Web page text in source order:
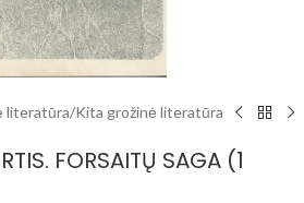
literatūra/Kita grožinė literatūra
FORSAITŲ SAGA (1